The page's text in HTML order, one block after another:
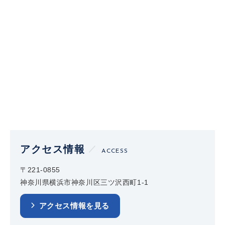
アクセス情報 ACCESS
〒221-0855
神奈川県横浜市神奈川区三ツ沢西町1-1
アクセス情報を見る